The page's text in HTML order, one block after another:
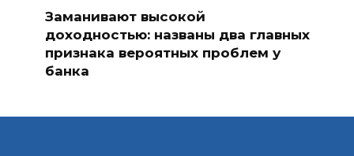
Заманивают высокой
доходностью: названы два главных
признака вероятных проблем у
банка